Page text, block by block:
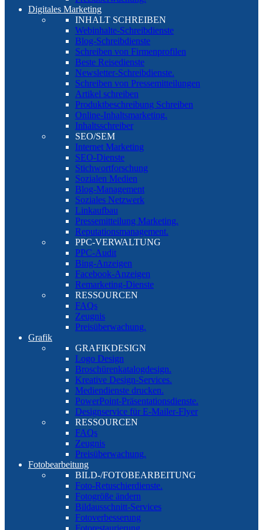
Digitales Marketing
INHALT SCHREIBEN
Webinhalte-Schreibdienste
Blog-Schreibdienste
Schreiben von Firmenprofilen
Beste Reisedienste
Newsletter-Schreibdienste.
Schreiben von Pressemitteilungen
Artikel schreiben
Produktbeschreibung Schreiben
Online-Inhaltsmarketing.
Inhaltsschreiber
SEO/SEM
Internet Marketing
SEO-Dienste
Stichwortforschung
Sozialen Medien
Blog-Management
Soziales Netzwerk
Linkaufbau
Pressemitteilung Marketing.
Reputationsmanagement.
PPC-VERWALTUNG
PPC-Audit
Bing-Anzeigen
Facebook-Anzeigen
Remarketing-Dienste
RESSOURCEN
FAQs
Zeugnis
Preisüberwachung.
Grafik
GRAFIKDESIGN
Logo Design
Broschürenkatalogdesign.
Kreative Design-Services.
Mediendienste drucken.
PowerPoint-Präsentationsdienste.
Designservice für E-Mailer-Flyer
RESSOURCEN
FAQs
Zeugnis
Preisüberwachung.
Fotobearbeitung
BILD-/FOTOBEARBEITUNG
Foto-Retuschierdienste.
Fotogröße ändern
Bildausschnitt-Services
Fotoverbesserung
Fotorestaurierung